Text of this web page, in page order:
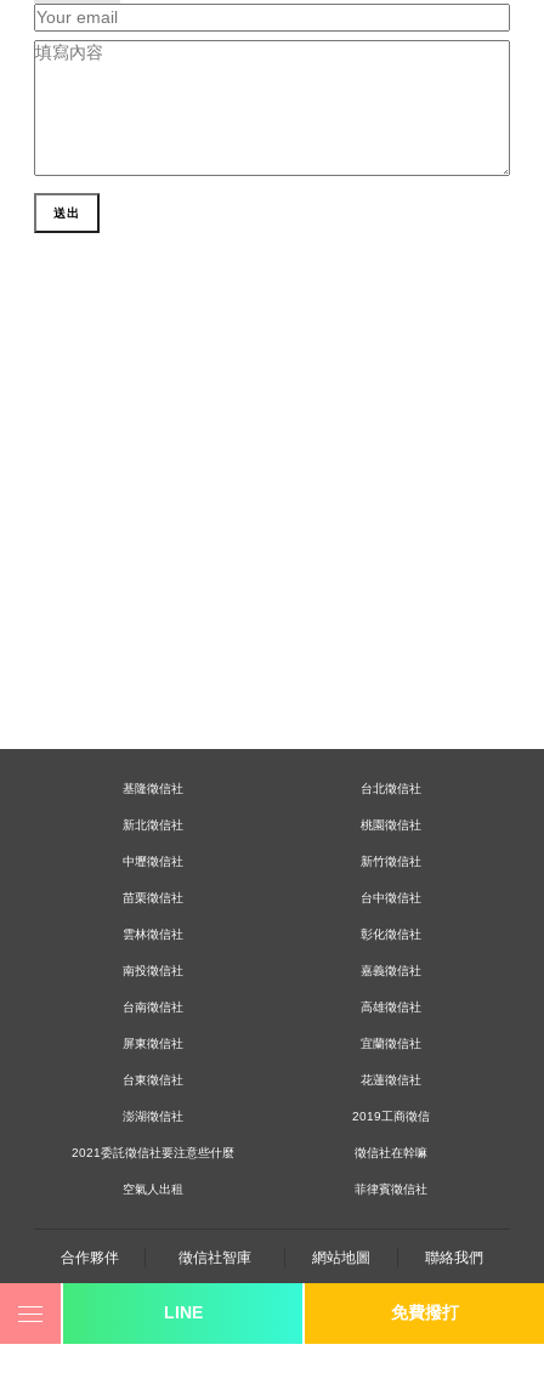
送出
LINE 免費撥打
基隆徵信社 台北徵信社
新北徵信社 桃園徵信社
中壢徵信社 新竹徵信社
苗栗徵信社 台中徵信社
雲林徵信社 彰化徵信社
南投徵信社 嘉義徵信社
台南徵信社 高雄徵信社
屏東徵信社 宜蘭徵信社
台東徵信社 花蓮徵信社
澎湖徵信社 2019工商徵信
2021委託徵信社要注意些什麼 徵信社在幹嘛
空氣人出租 菲律賓徵信社
合作夥伴 徵信社智庫 網站地圖 聯絡我們
0800-250-555 revote990109@gmail.com
youtube twitter facebook line